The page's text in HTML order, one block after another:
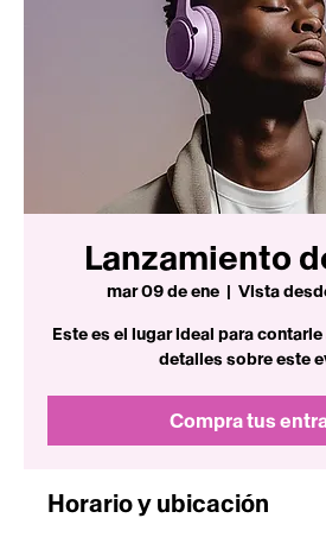
Lanzamiento
mar 09 de ene
  |
Vista
Este es el lugar ideal para
detalles sobre este
Compra tus
Horario y ubicación